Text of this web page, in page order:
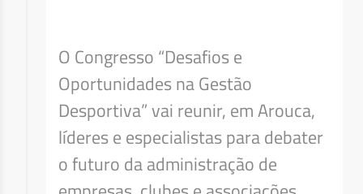
O Congresso “Desafios e
Oportunidades na Gestão
Desportiva” vai reunir, em Arouca,
líderes e especialistas para debater
o futuro da administração de